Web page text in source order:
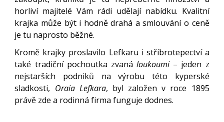
horliví majitelé Vám rádi udělají nabídku. Kvalitní
krajka může být i hodně drahá a smlouvání o ceně
je tu naprosto běžné.
Kromě krajky proslavilo Lefkaru i stříbrotepectví a
také tradiční pochoutka zvanáloukoumi– jeden z
nejstarších podniků na výrobu této kyperské
sladkosti, Oraia Lefkara, byl založen v roce 1895
právě zde a rodinná firma funguje dodnes.